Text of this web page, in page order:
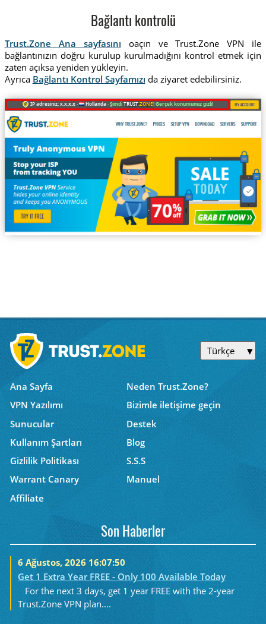
Bağlantı kontrolü
Trust.Zone Ana sayfasını oaçın ve Trust.Zone VPN ile
bağlantınızın doğru kurulup kurulmadığını kontrol etmek için
zaten açıksa yeniden yükleyin.
Ayrıca Bağlantı Kontrol Sayfamızı da ziyaret edebilirsiniz.
IP adresiniz: x.x.x.x · Hollanda ·ŞimdiTRUST.ZONE! Gerçek konumunuz gizli!
Türkçe
Ana Sayfa
Neden Trust.Zone?
VPN Yazılımı
Bizimle iletişime geçin
Sunucular
Destek
Kullanım Şartları
Blog
Gizlilik Politikası
S.S.S
Warrant Canary
Manuel
Affiliate
Son Haberler
6 Ağustos, 2026 16:07:50
Get 1 Extra Year FREE - Only 100 Available Today
For the next 3 days, get 1 year FREE with the 2-year
Trust.Zone VPN plan....